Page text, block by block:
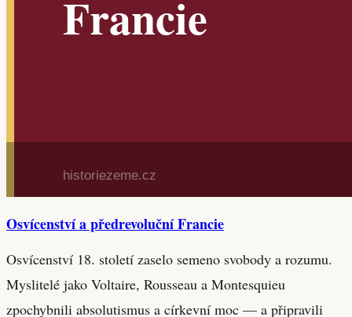
Osvícenství a předrevoluční Francie
Osvícenství 18. století zaselo semeno svobody a rozumu.
Myslitelé jako Voltaire, Rousseau a Montesquieu
zpochybnili absolutismus a církevní moc — a připravili